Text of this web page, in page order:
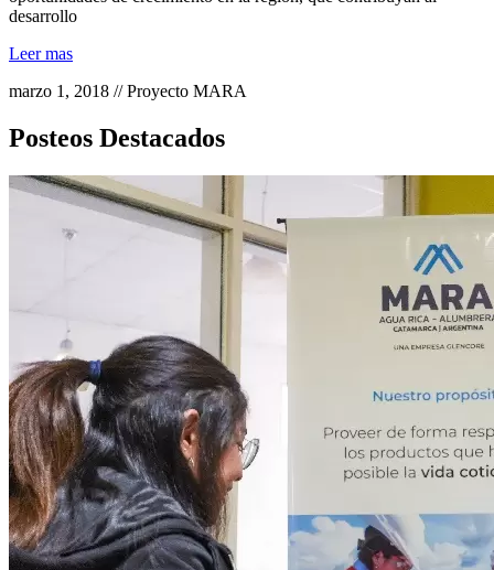
desarrollo
Leer mas
marzo 1, 2018 // Proyecto MARA
Posteos Destacados